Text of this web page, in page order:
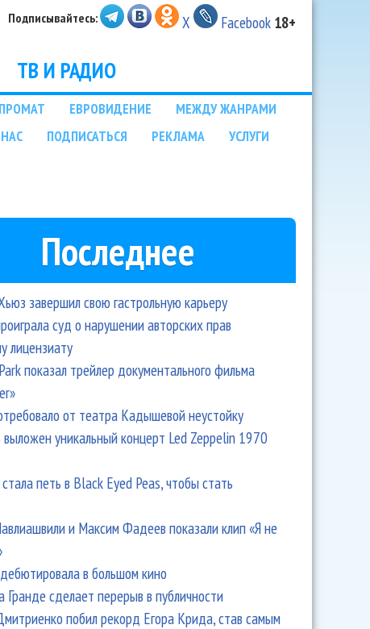
Подписывайтесь: X Facebook 18+
ТВ И РАДИО
ЕВРОВИДЕНИЕ
МЕЖДУ ЖАНРАМИ
ПОДПИСАТЬСЯ РЕКЛАМА
УСЛУГИ
Последнее
завершил свою гастрольную карьеру
суд о нарушении авторских прав
лицензиату
показал трейлер документального фильма
от театра Кадышевой неустойку
выложен уникальный концерт Led Zeppelin 1970
петь в Black Eyed Peas, чтобы стать
и Максим Фадеев показали клип «Я не
в большом кино
Гранде сделает перерыв в публичности
побил рекорд Егора Крида, став самым